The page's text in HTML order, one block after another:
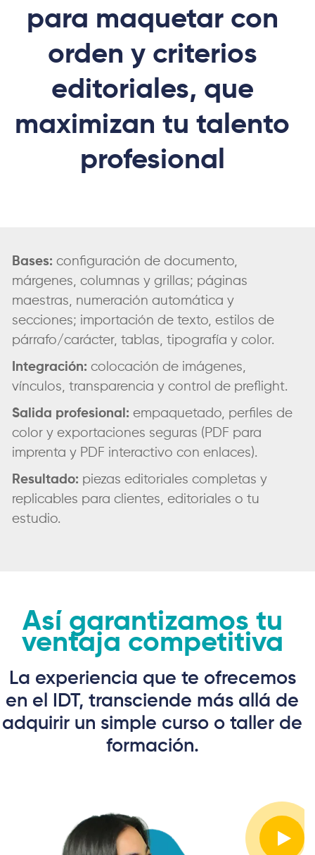
para maquetar con
orden y criterios
editoriales, que
maximizan tu talento
profesional
Bases: configuración de documento,
márgenes, columnas y grillas; páginas
maestras, numeración automática y
secciones; importación de texto, estilos de
párrafo/carácter, tablas, tipografía y color.
Integración: colocación de imágenes,
vínculos, transparencia y control de preflight.
Salida profesional: empaquetado, perfiles de
color y exportaciones seguras (PDF para
imprenta y PDF interactivo con enlaces).
Resultado: piezas editoriales completas y
replicables para clientes, editoriales o tu
estudio.
Así garantizamos tu
ventaja competitiva
La experiencia que te ofrecemos
en el IDT, transciende más allá de
adquirir un simple curso o taller de
formación.